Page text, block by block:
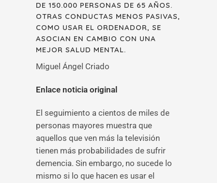
DE 150.000 PERSONAS DE 65 AÑOS.
OTRAS CONDUCTAS MENOS PASIVAS,
COMO USAR EL ORDENADOR, SE
ASOCIAN EN CAMBIO CON UNA
MEJOR SALUD MENTAL.
Miguel Ángel Criado
Enlace noticia original
El seguimiento a cientos de miles de
personas mayores muestra que
aquellos que ven más la televisión
tienen más probabilidades de sufrir
demencia. Sin embargo, no sucede lo
mismo si lo que hacen es usar el